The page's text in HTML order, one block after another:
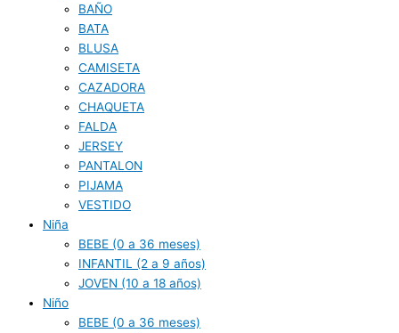
BAÑO
BATA
BLUSA
CAMISETA
CAZADORA
CHAQUETA
FALDA
JERSEY
PANTALON
PIJAMA
VESTIDO
Niña
BEBE (0 a 36 meses)
INFANTIL (2 a 9 años)
JOVEN (10 a 18 años)
Niño
BEBE (0 a 36 meses)